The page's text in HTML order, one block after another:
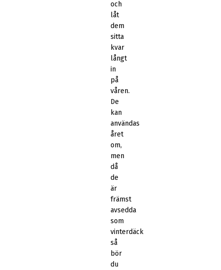
och
låt
dem
sitta
kvar
långt
in
på
våren.
De
kan
användas
året
om,
men
då
de
är
främst
avsedda
som
vinterdäck
så
bör
du